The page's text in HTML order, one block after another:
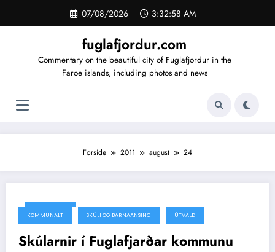
indhold
07/08/2026 3:32:58 AM
fuglafjordur.com
Commentary on the beautiful city of Fuglafjordur in the
Faroe islands, including photos and news
Forside 2011 august 24
KOMMUNALT SKÚLI OG BARNAANSING ÚTVALD
Skúlarnir í Fuglafjarðar kommunu